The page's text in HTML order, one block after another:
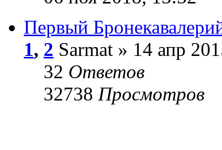
Первый
1, 2 Sarmat » 14 апр
32 Ответов
32738 Просмотров